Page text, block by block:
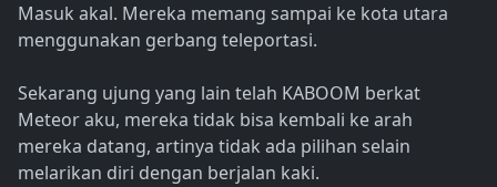
Masuk akal. Mereka memang sampai ke kota utara
menggunakan gerbang teleportasi.
Sekarang ujung yang lain telah KABOOM berkat
Meteor aku, mereka tidak bisa kembali ke arah
mereka datang, artinya tidak ada pilihan selain
melarikan diri dengan berjalan kaki.